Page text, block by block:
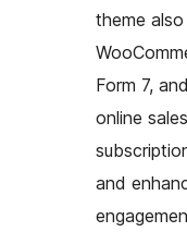
theme
Form 7,
online
and